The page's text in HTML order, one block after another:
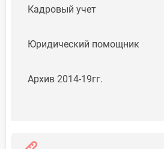
Кадровый учет
Юридический помощник
Архив 2014-19гг.